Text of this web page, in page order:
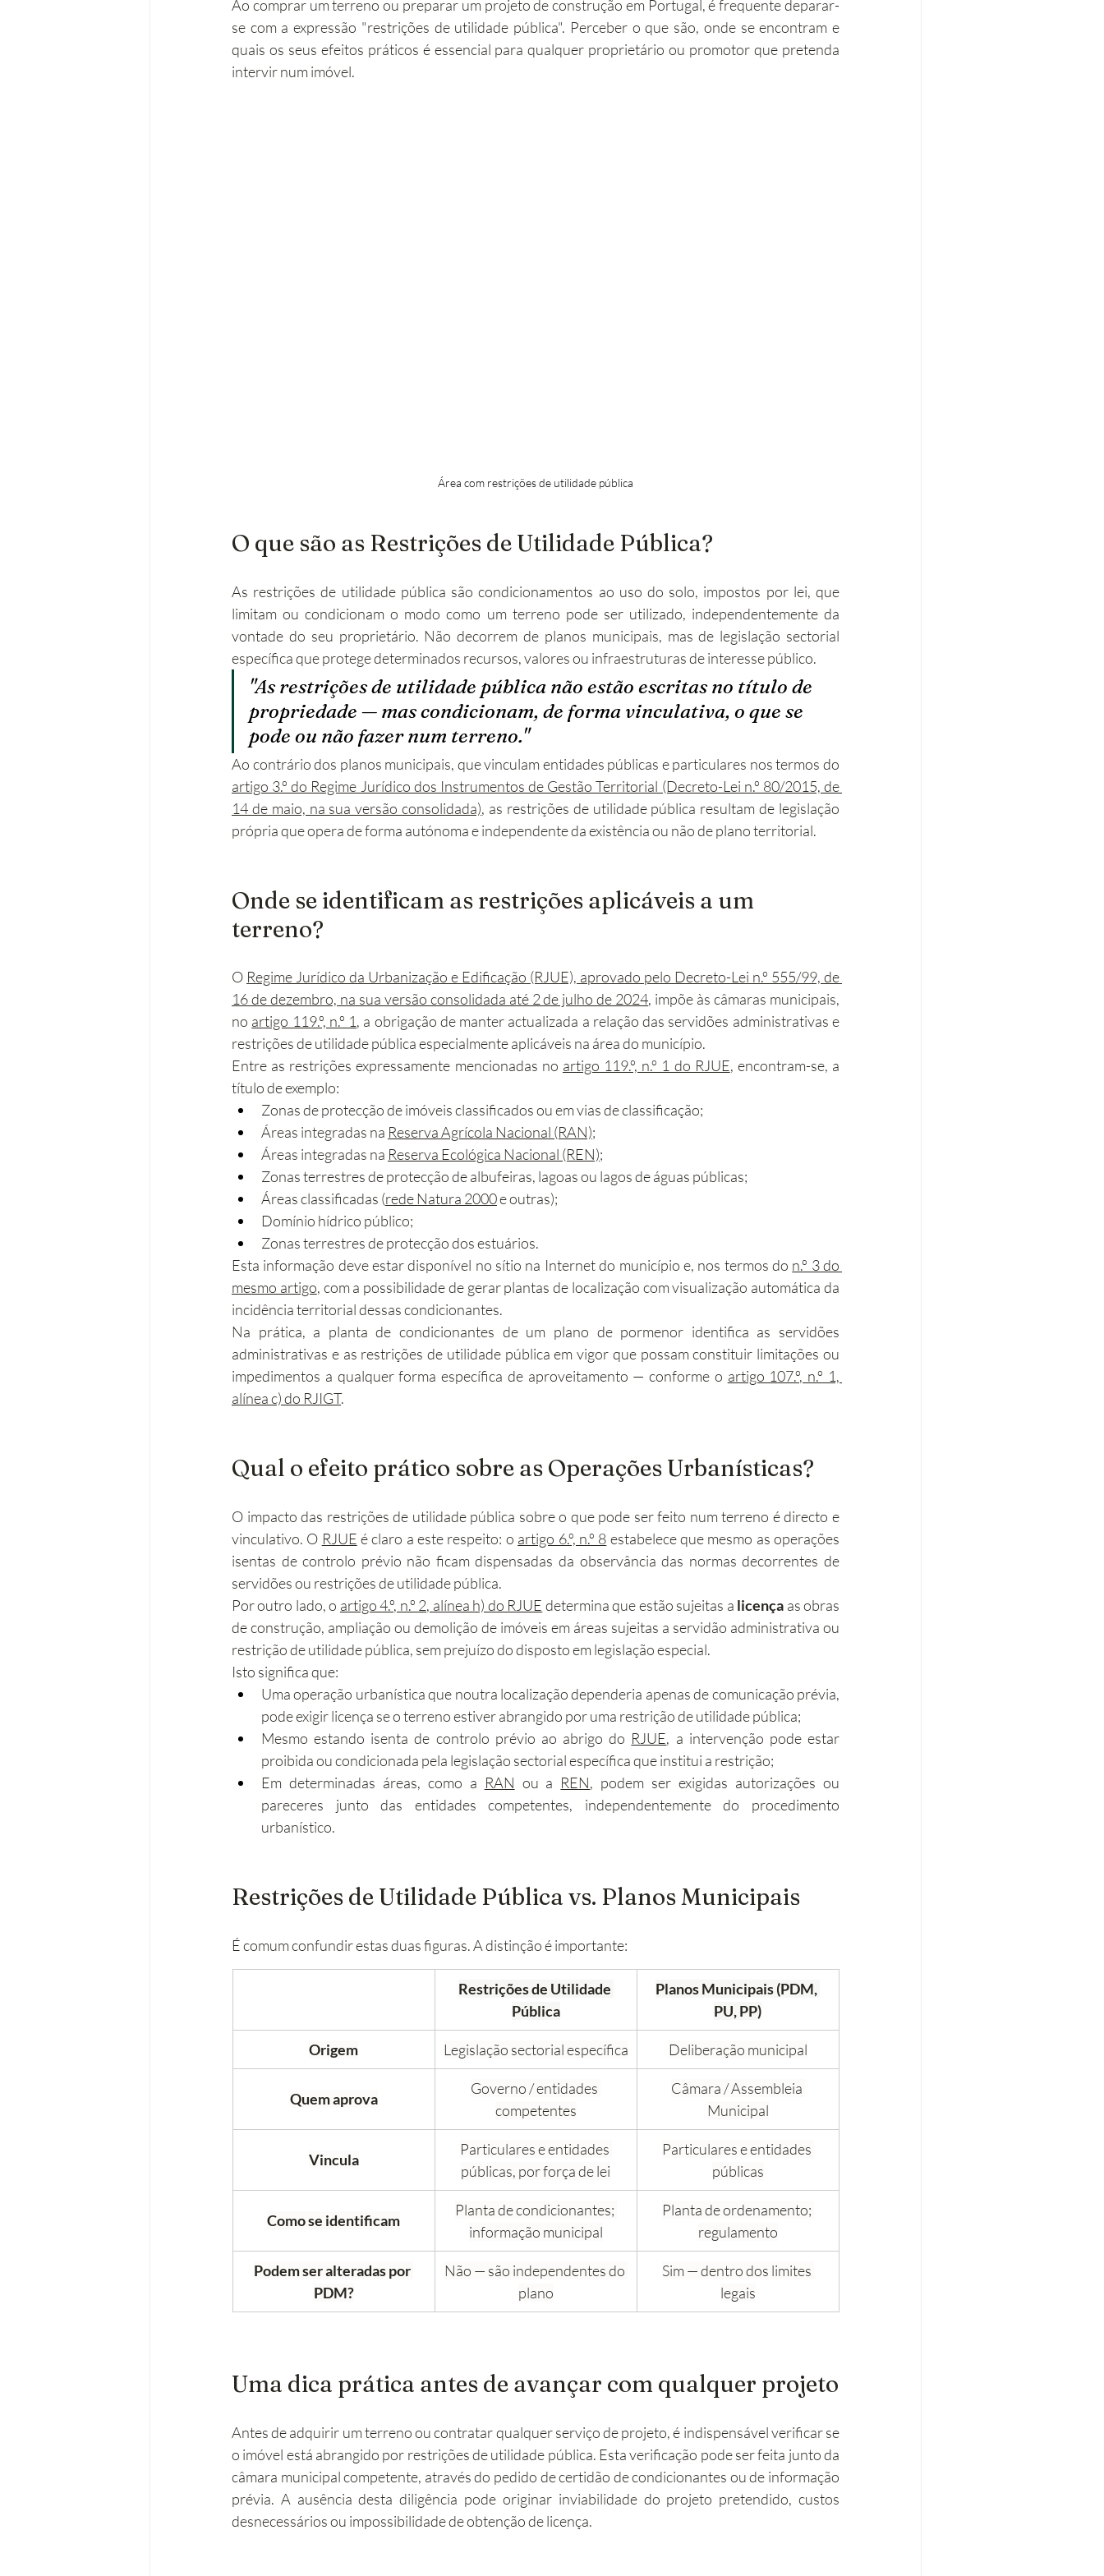
Operações urbanísticas Reabilitação Imobiliário Alojamento Local Obras Eficiência energética
Ao comprar um terreno ou preparar um projeto de construção em Portugal, é frequente deparar-
se com a expressão "restrições de utilidade pública". Perceber o que são, onde se encontram e
quais os seus efeitos práticos é essencial para qualquer proprietário ou promotor que pretenda
intervir num imóvel.
Área com restrições de utilidade pública
O que são as Restrições de Utilidade Pública?
As restrições de utilidade pública são condicionamentos ao uso do solo, impostos por lei, que
limitam ou condicionam o modo como um terreno pode ser utilizado, independentemente da
vontade do seu proprietário. Não decorrem de planos municipais, mas de legislação sectorial
específica que protege determinados recursos, valores ou infraestruturas de interesse público.
"As restrições de utilidade pública não estão escritas no título de
propriedade — mas condicionam, de forma vinculativa, o que se
pode ou não fazer num terreno."
artigo 3.º do Regime Jurídico dos Instrumentos de Gestão Territorial (Decreto-Lei n.º 80/2015, de
14 de maio, na sua versão consolidada), as restrições de utilidade pública resultam de legislação
própria que opera de forma autónoma e independente da existência ou não de plano territorial.
Onde se identificam as restrições aplicáveis a um
terreno?
O Regime Jurídico da Urbanização e Edificação (RJUE), aprovado pelo Decreto-Lei n.º 555/99, de
16 de dezembro, na sua versão consolidada até 2 de julho de 2024, impõe às câmaras municipais,
no artigo 119.º, n.º 1, a obrigação de manter actualizada a relação das servidões administrativas e
restrições de utilidade pública especialmente aplicáveis na área do município.
Entre as restrições expressamente mencionadas no artigo 119.º, n.º 1 do RJUE, encontram-se, a
título de exemplo:
Zonas de protecção de imóveis classificados ou em vias de classificação;
Áreas integradas na Reserva Agrícola Nacional (RAN);
Áreas integradas na Reserva Ecológica Nacional (REN);
Zonas terrestres de protecção de albufeiras, lagoas ou lagos de águas públicas;
Áreas classificadas (rede Natura 2000 e outras);
Domínio hídrico público;
Zonas terrestres de protecção dos estuários.
Esta informação deve estar disponível no sítio na Internet do município e, nos termos do n.º 3 do
mesmo artigo, com a possibilidade de gerar plantas de localização com visualização automática da
incidência territorial dessas condicionantes.
Na prática, a planta de condicionantes de um plano de pormenor identifica as servidões
administrativas e as restrições de utilidade pública em vigor que possam constituir limitações ou
impedimentos a qualquer forma específica de aproveitamento — conforme o artigo 107.º, n.º 1,
alínea c) do RJIGT.
Qual o efeito prático sobre as Operações Urbanísticas?
O impacto das restrições de utilidade pública sobre o que pode ser feito num terreno é directo e
vinculativo. O RJUE é claro a este respeito: o artigo 6.º, n.º 8 estabelece que mesmo as operações
isentas de controlo prévio não ficam dispensadas da observância das normas decorrentes de
servidões ou restrições de utilidade pública.
Por outro lado, o artigo 4.º, n.º 2, alínea h) do RJUE determina que estão sujeitas a licença as obras
de construção, ampliação ou demolição de imóveis em áreas sujeitas a servidão administrativa ou
restrição de utilidade pública, sem prejuízo do disposto em legislação especial.
Isto significa que:
Uma operação urbanística que noutra localização dependeria apenas de comunicação prévia,
pode exigir licença se o terreno estiver abrangido por uma restrição de utilidade pública;
Mesmo estando isenta de controlo prévio ao abrigo do RJUE, a intervenção pode estar
proibida ou condicionada pela legislação sectorial específica que institui a restrição;
Em determinadas áreas, como a RAN ou a REN, podem ser exigidas autorizações ou
pareceres junto das entidades competentes, independentemente do procedimento
urbanístico.
Restrições de Utilidade Pública vs. Planos Municipais
É comum confundir estas duas figuras. A distinção é importante:
Restrições de Utilidade
Pública
Planos Municipais (PDM,
PU, PP)
Origem Legislação sectorial específica Deliberação municipal
Quem aprova
Governo / entidades
competentes
Câmara / Assembleia
Municipal
Vincula
Particulares e entidades
públicas, por força de lei
Particulares e entidades
públicas
Como se identificam
Planta de condicionantes;
informação municipal
Planta de ordenamento;
regulamento
Podem ser alteradas por
PDM?
Não — são independentes do
plano
Sim — dentro dos limites
legais
Uma dica prática antes de avançar com qualquer projeto
Antes de adquirir um terreno ou contratar qualquer serviço de projeto, é indispensável verificar se
o imóvel está abrangido por restrições de utilidade pública. Esta verificação pode ser feita junto da
câmara municipal competente, através do pedido de certidão de condicionantes ou de informação
prévia. A ausência desta diligência pode originar inviabilidade do projeto pretendido, custos
desnecessários ou impossibilidade de obtenção de licença.